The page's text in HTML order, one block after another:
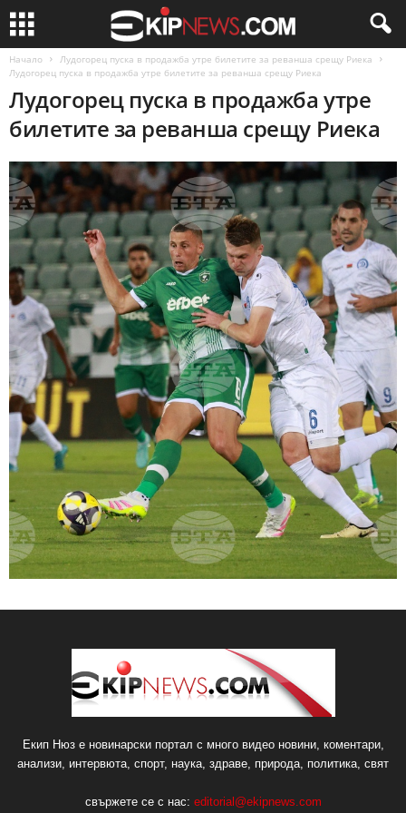
Начало
Лудогорец пуска в продажба утре билетите за реванша срещу Риека
Лудогорец пуска в продажба утре билетите за реванша срещу Риека
Лудогорец пуска в продажба утре
билетите за реванша срещу Риека
Екип Нюз е новинарски портал с много видео новини, коментари,
анализи, интервюта, спорт, наука, здраве, природа, политика, свят
свържете се с нас: editorial@ekipnews.com